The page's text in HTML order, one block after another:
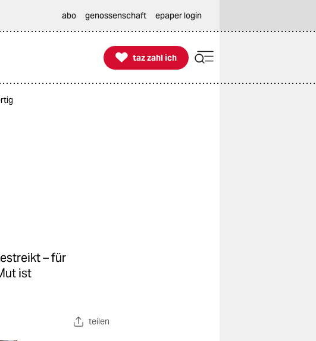
abo genossenschaft epaper login

taz zahl ich
taz zahl ich
– für
ist
teilen